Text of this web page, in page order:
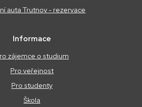
auta Trutnov - rezervace
Informace
zájemce o studium
Pro veřejnost
Pro studenty
Škola